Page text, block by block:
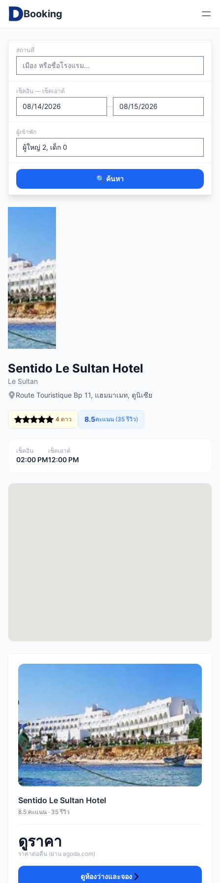
Booking
สถานที่
เช็คอิน — เช็คเอาต์
—
ผู้เข้าพัก
🔍 ค้นหา
Sentido Le Sultan Hotel
Le Sultan
Route Touristique Bp 11, แฮมมาเมท, ตูนิเซีย
4 ดาว 8.5คะแนน (35 รีวิว)
เช็คอิน
02:00 PM
เช็คเอาต์
12:00 PM
Sentido Le Sultan Hotel
8.5 คะแนน · 35 รีวิว
ดูราคา
ราคาต่อคืน (ผ่าน agoda.com)
ดูห้องว่างและจอง